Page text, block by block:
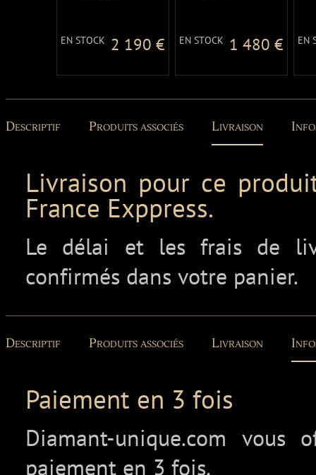
EN STOCK 2 190 € EN STOCK 1 480 € EN
Descriptif Produits associés Livraison
Livraison pour ce
France Exppress.
Le délai et les frais de
confirmés dans votre panier.
Descriptif Produits associés Livraison
Paiement en 3 fois
Diamant-unique.com vous
paiement en 3 fois.